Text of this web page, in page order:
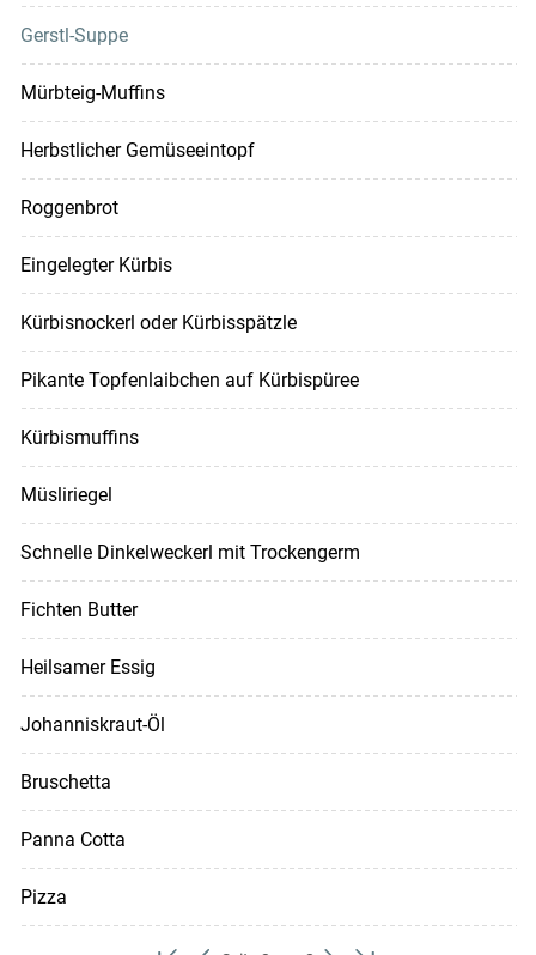
Gerstl-Suppe
Mürbteig-Muffins
Herbstlicher Gemüseeintopf
Roggenbrot
Eingelegter Kürbis
Kürbisnockerl oder Kürbisspätzle
Pikante Topfenlaibchen auf Kürbispüree
Kürbismuffins
Müsliriegel
Schnelle Dinkelweckerl mit Trockengerm
Fichten Butter
Heilsamer Essig
Johanniskraut-Öl
Bruschetta
Panna Cotta
Pizza